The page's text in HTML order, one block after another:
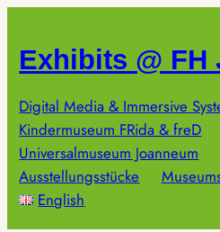
springen
Exhibits @ FH
Digital Media & Immersive
Kindermuseum FRida & freD
Universalmuseum Joanneum
Ausstellungsstücke
English